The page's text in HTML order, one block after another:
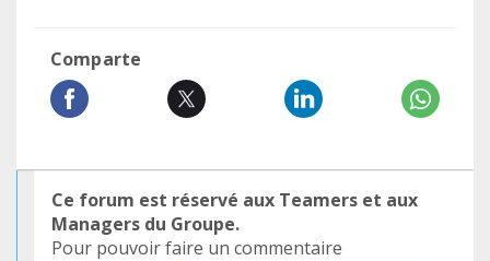
Comparte
Ce forum est réservé aux Teamers et aux
Managers du Groupe.
Pour pouvoir faire un commentaire